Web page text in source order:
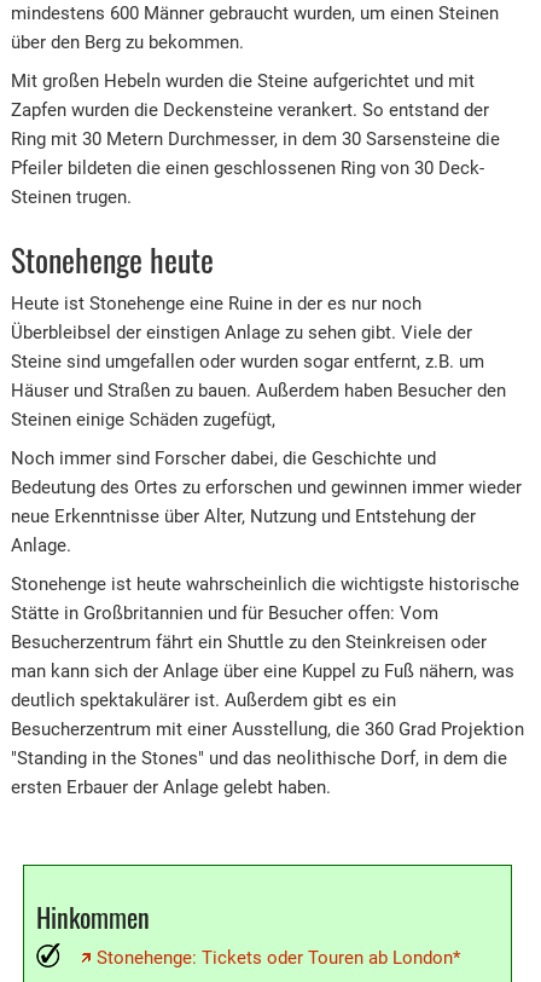
mindestens 600 Männer gebraucht wurden, um einen Steinen
über den Berg zu bekommen.
Mit großen Hebeln wurden die Steine aufgerichtet und mit
Zapfen wurden die Deckensteine verankert. So entstand der
Ring mit 30 Metern Durchmesser, in dem 30 Sarsensteine die
Pfeiler bildeten die einen geschlossenen Ring von 30 Deck-
Steinen trugen.
Stonehenge heute
Heute ist Stonehenge eine Ruine in der es nur noch
Überbleibsel der einstigen Anlage zu sehen gibt. Viele der
Steine sind umgefallen oder wurden sogar entfernt, z.B. um
Häuser und Straßen zu bauen. Außerdem haben Besucher den
Steinen einige Schäden zugefügt,
Noch immer sind Forscher dabei, die Geschichte und
Bedeutung des Ortes zu erforschen und gewinnen immer wieder
neue Erkenntnisse über Alter, Nutzung und Entstehung der
Anlage.
Stonehenge ist heute wahrscheinlich die wichtigste historische
Stätte in Großbritannien und für Besucher offen: Vom
Besucherzentrum fährt ein Shuttle zu den Steinkreisen oder
man kann sich der Anlage über eine Kuppel zu Fuß nähern, was
deutlich spektakulärer ist. Außerdem gibt es ein
Besucherzentrum mit einer Ausstellung, die 360 Grad Projektion
"Standing in the Stones" und das neolithische Dorf, in dem die
ersten Erbauer der Anlage gelebt haben.
Hinkommen
Stonehenge: Tickets oder Touren ab London*